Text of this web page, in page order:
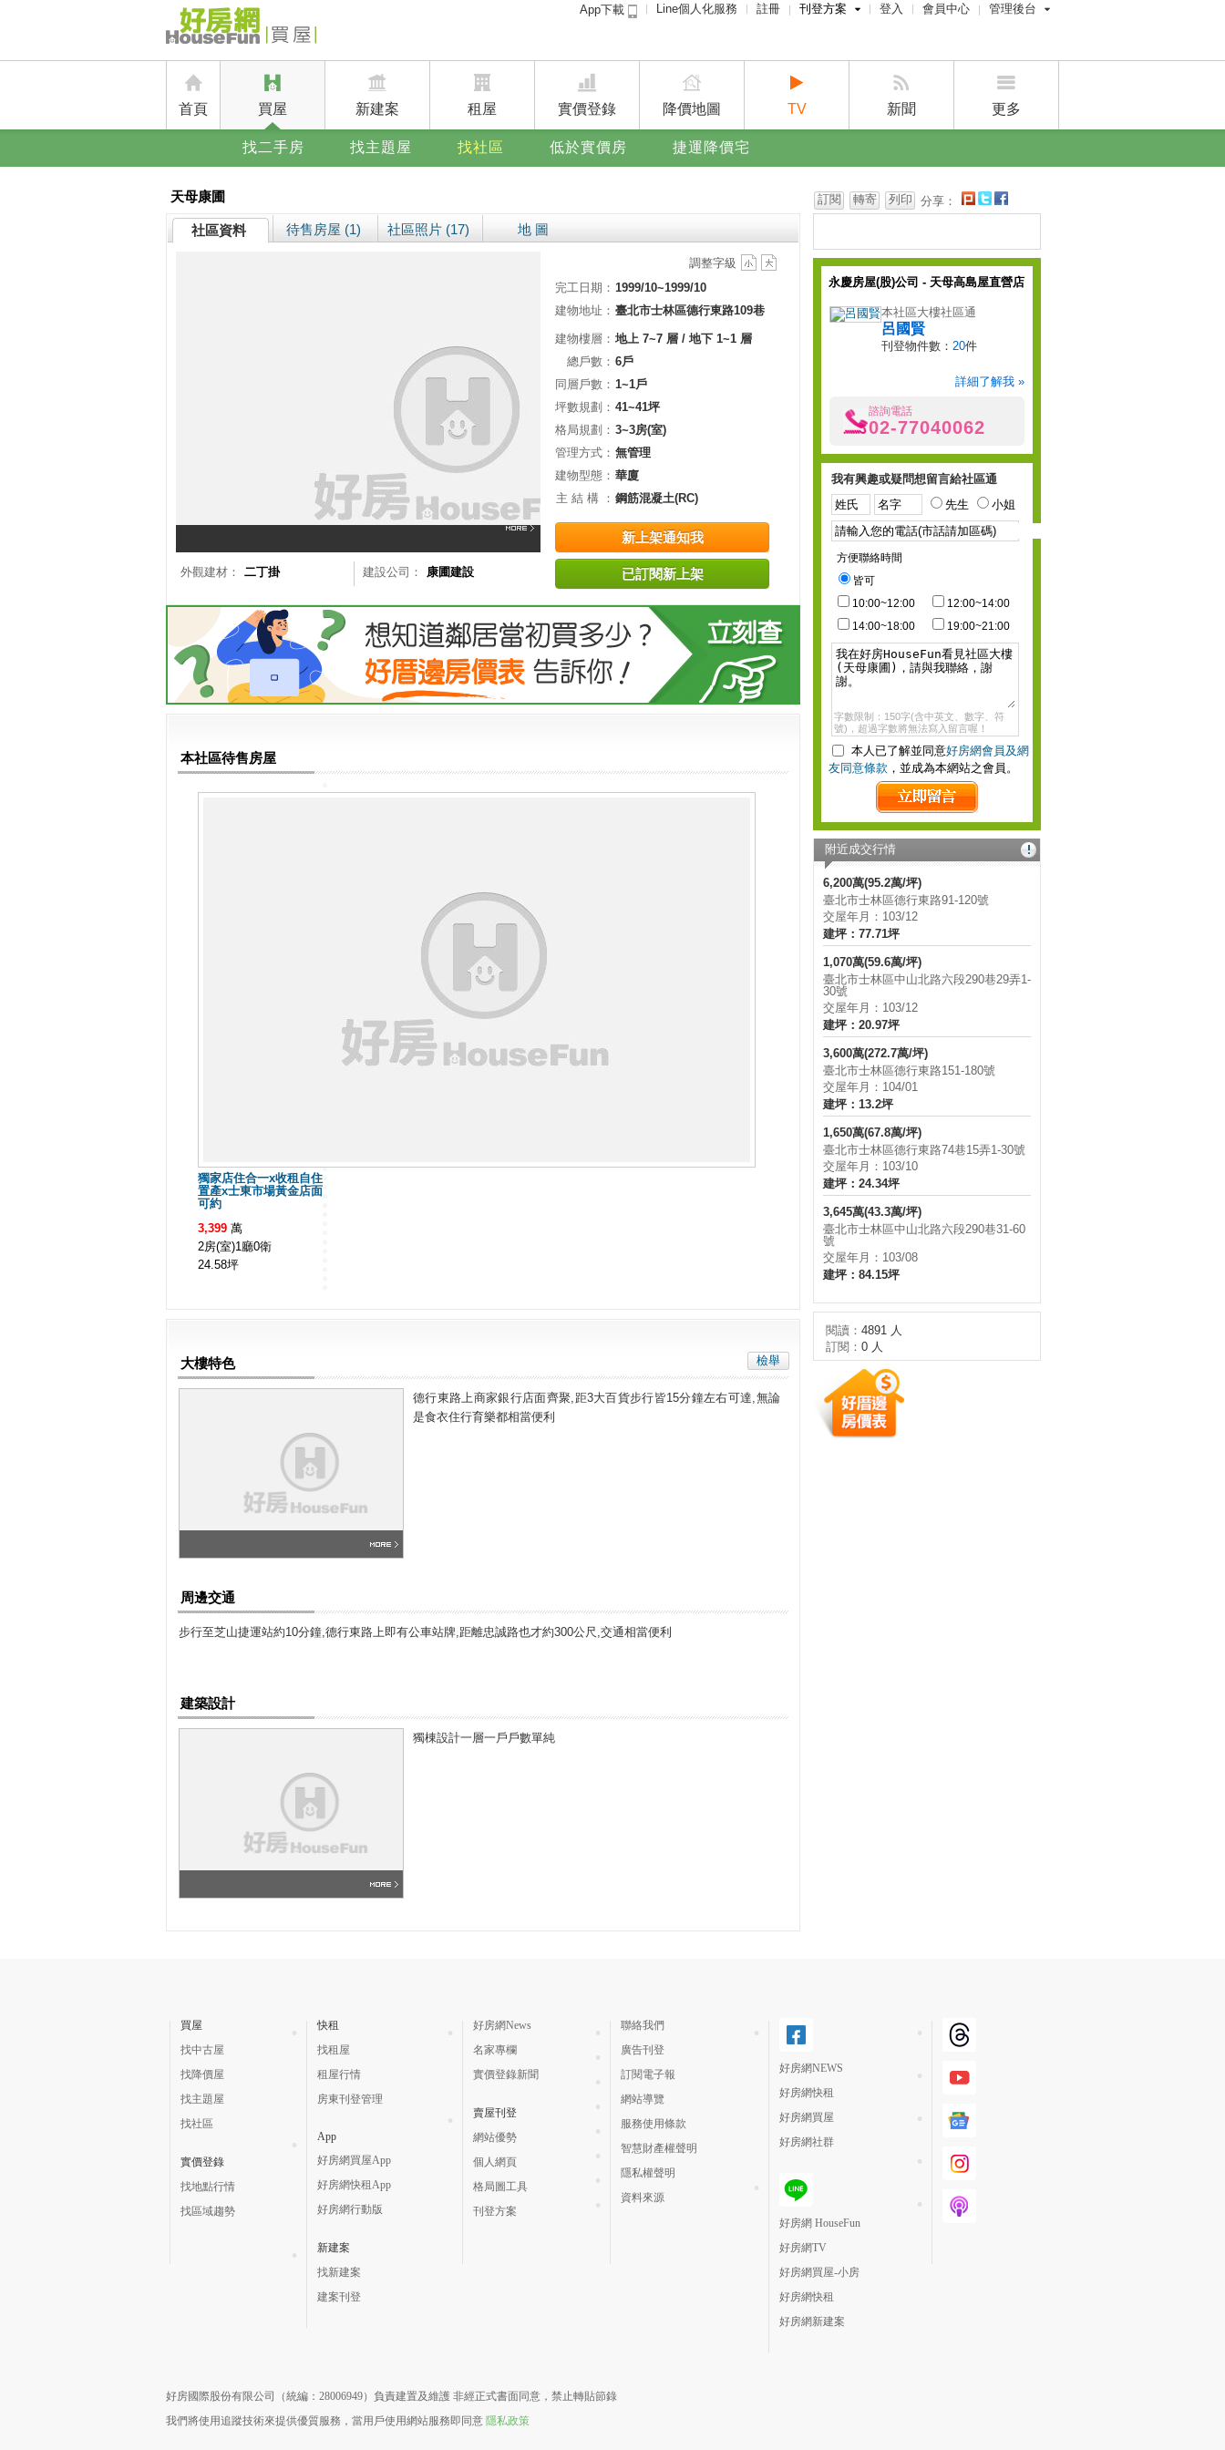
App下載 Line個人化服務 註冊 刊登方案
賣屋刊登
廣告刊登
登入 會員中心 管理後台
經紀人管理後台
設計師管理後台
首頁 買屋 新建案 租屋 實價登錄 降價地圖 TV 新聞 更多
找二手房 找主題屋 找社區 低於實價房 捷運降價宅
天母康圃 訂閱 轉寄 列印 分享：
社區資料 待售房屋 (1) 社區照片 (17) 地 圖
外觀建材： 二丁掛 建設公司： 康圃建設
調整字級
完工日期： 1999/10~1999/10
建物地址： 臺北市士林區德行東路109巷
建物樓層： 地上 7~7 層 / 地下 1~1 層
總戶數： 6戶
同層戶數： 1~1戶
坪數規劃： 41~41坪
格局規劃： 3~3房(室)
管理方式： 無管理
建物型態： 華廈
主 結 構 ： 鋼筋混凝土(RC)
新上架通知我
已訂閱新上架
本社區待售房屋
獨家店住合一x收租自住
置產x士東市場黃金店面
可約
3,399 萬
2房(室)1廳0衛
24.58坪
檢舉
大樓特色
德行東路上商家銀行店面齊聚,距3大百貨步行皆15分鐘左右可達,無論
是食衣住行育樂都相當便利
周邊交通
步行至芝山捷運站約10分鐘,德行東路上即有公車站牌,距離忠誠路也才約300公尺,交通相當便利
建築設計
獨棟設計一層一戶戶數單純
永慶房屋(股)公司 - 天母高島屋直營店
本社區大樓社區通
呂國賢
刊登物件數： 20件
詳細了解我 »
諮詢電話
02-77040062
我有興趣或疑問想留言給社區通
先生
小姐
方便聯絡時間
皆可
10:00~12:00
12:00~14:00
14:00~18:00
19:00~21:00
字數限制：150字(含中英文、數字、符
號)，超過字數將無法寫入留言喔！
本人已了解並同意好房網會員及網
友同意條款 ，並成為本網站之會員。
附近成交行情
6,200萬(95.2萬/坪)
臺北市士林區德行東路91-120號
交屋年月：103/12
建坪：77.71坪
1,070萬(59.6萬/坪)
臺北市士林區中山北路六段290巷29弄1-
30號
交屋年月：103/12
建坪：20.97坪
3,600萬(272.7萬/坪)
臺北市士林區德行東路151-180號
交屋年月：104/01
建坪：13.2坪
1,650萬(67.8萬/坪)
臺北市士林區德行東路74巷15弄1-30號
交屋年月：103/10
建坪：24.34坪
3,645萬(43.3萬/坪)
臺北市士林區中山北路六段290巷31-60
號
交屋年月：103/08
建坪：84.15坪
閱讀： 4891 人
訂閱： 0 人
買屋
找中古屋
找降價屋
找主題屋
找社區
實價登錄
找地點行情
找區域趨勢
快租
找租屋
租屋行情
房東刊登管理
App
好房網買屋App
好房網快租App
好房網行動版
新建案
找新建案
建案刊登
好房網News
名家專欄
實價登錄新聞
賣屋刊登
網站優勢
個人網頁
格局圖工具
刊登方案
聯絡我們
廣告刊登
訂閱電子報
網站導覽
服務使用條款
智慧財產權聲明
隱私權聲明
資料來源
好房網NEWS
好房網快租
好房網買屋
好房網社群
好房網 HouseFun
好房網TV
好房網買屋-小房
好房網快租
好房網新建案
好房國際股份有限公司（統編：28006949）負責建置及維護 非經正式書面同意，禁止轉貼節錄
我們將使用追蹤技術來提供優質服務，當用戶使用網站服務即同意 隱私政策